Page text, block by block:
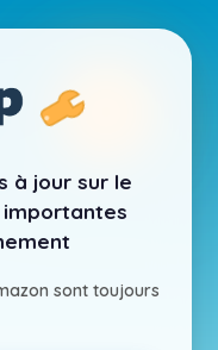
à jour sur le
sont toujours